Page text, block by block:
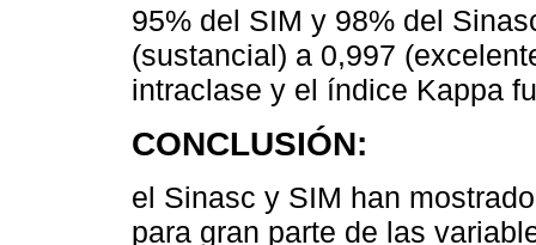
95% del SIM y 98% del
(sustancial) a 0,997
intraclase y el índice Kappa
CONCLUSIÓN:
el Sinasc y SIM han
para gran parte de las